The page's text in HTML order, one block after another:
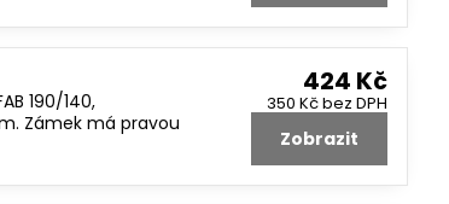
190/140,
Zámek má pravou
424 Kč
350 Kčbez DPH
Zobrazit